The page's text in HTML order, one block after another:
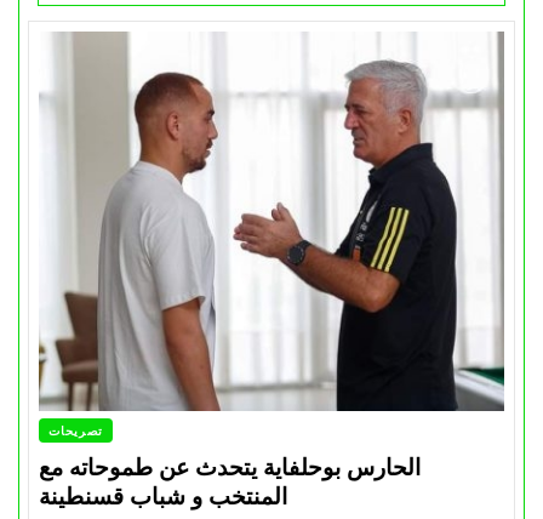
تصريحات
الحارس بوحلفاية يتحدث عن طموحاته مع
المنتخب و شباب قسنطينة